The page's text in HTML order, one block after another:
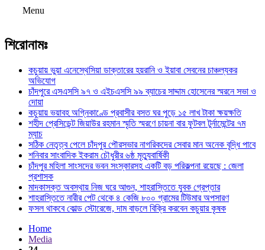
Menu
শিরোনামঃ
কচুয়ায় ভুয়া এনেস্থেসিয়া ডাক্তারের হয়রানি ও ইয়াবা সেবনের চাঞ্চল্যকর
অভিযোগ
চাঁদপুরে এসএসসি ৯৭ ও এইচএসসি ৯৯ ব্যাচের সাদ্দাম হোসেনের স্মরনে সভা ও
দোয়া
কচুয়ায় ভয়াবহ অগ্নিকাণ্ডে প্রবাসীর বসত ঘর পুড়ে ১৫ লাখ টাকা ক্ষয়ক্ষতি
শহীদ প্রেসিডেন্ট জিয়াউর রহমান স্মৃতি স্মরণে চায়না বার ফুটবল টুর্নামেন্টের ৭ম
ম্যাচ
সঠিক নেতৃত্ব পেলে চাঁদপুর পৌরসভার নাগরিকদের সেবার মান অনেক বৃদ্ধি পাবে
শনিবার সাংবাদিক ইকরাম চৌধুরীর ৬ষ্ঠ মৃত্যুবার্ষিকী
চাঁদপুর মহিলা সাংসদের ভবন সংস্কারসহ একটি বড় পরিকল্পনা রয়েছে : জেলা
প্রশাসক
মাদকাসক্ত অবস্থায় নিজ ঘরে আগুন, শাহরাস্তিতে যুবক গ্রেপ্তার
শাহরাস্তিতে নারীর পেট থেকে ৪ কেজি ৮০০ গ্রামের টিউমার অপসারণ
ফসল থাকবে কোল্ড স্টোরেজে, দাম বাড়লে বিক্রি করবেন কচুয়ার কৃষক
Home
Media